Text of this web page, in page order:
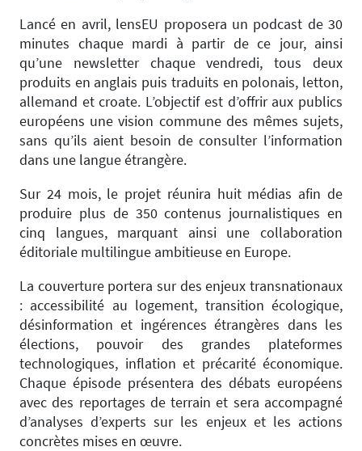
Lancé en avril, lensEU proposera un podcast de 30
minutes chaque mardi à partir de ce jour, ainsi
qu’une newsletter chaque vendredi, tous deux
produits en anglais puis traduits en polonais, letton,
allemand et croate. L’objectif est d’offrir aux publics
européens une vision commune des mêmes sujets,
sans qu’ils aient besoin de consulter l’information
dans une langue étrangère.
Sur 24 mois, le projet réunira huit médias afin de
produire plus de 350 contenus journalistiques en
cinq langues, marquant ainsi une collaboration
éditoriale multilingue ambitieuse en Europe.
La couverture portera sur des enjeux transnationaux
: accessibilité au logement, transition écologique,
désinformation et ingérences étrangères dans les
élections, pouvoir des grandes plateformes
technologiques, inflation et précarité économique.
Chaque épisode présentera des débats européens
avec des reportages de terrain et sera accompagné
d’analyses d’experts sur les enjeux et les actions
concrètes mises en œuvre.